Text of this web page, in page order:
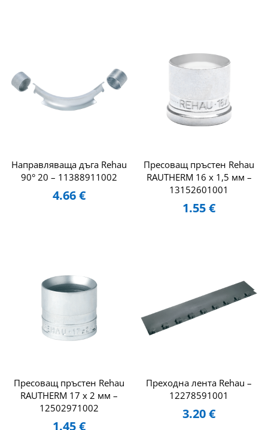
Направляваща дъга Rehau
90° 20 – 11388911002
4.66€
Пресоващ пръстен Rehau
RAUTHERM 16 x 1,5 мм –
13152601001
1.55€
Пресоващ пръстен Rehau
RAUTHERM 17 x 2 мм –
12502971002
1.45€
Преходна лента Rehau –
12278591001
3.20€